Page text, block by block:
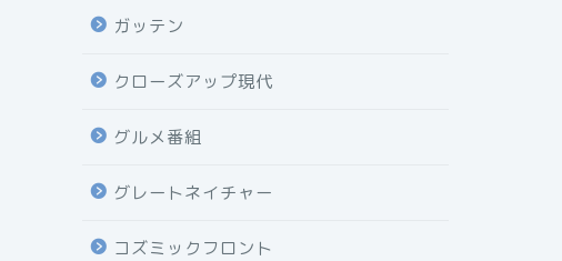
ガッテン
クローズアップ現代
グルメ番組
グレートネイチャー
コズミックフロント